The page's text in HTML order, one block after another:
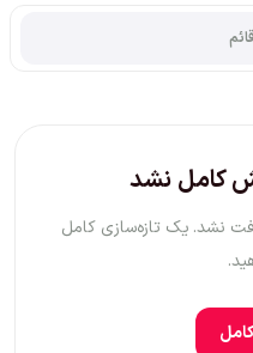
کامل نشد
نشد. یک تازه‌سازی کامل